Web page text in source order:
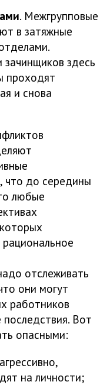
. Межгрупповые
в затяжные
зачинщиков здесь
проходят
и снова
что до середины
любые
отслеживать
они могут
работников
Вот
опасными:
на личности;